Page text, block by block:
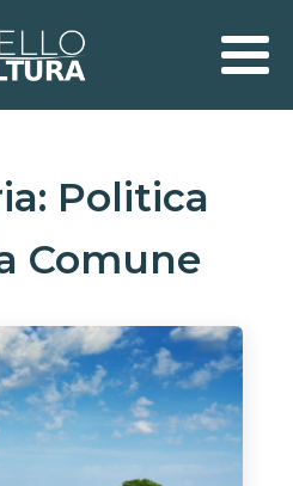
Politica
Comune